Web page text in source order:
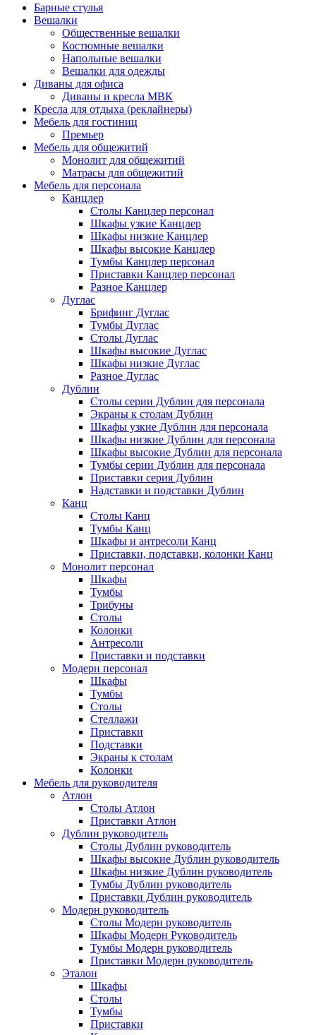
Барные стулья
Вешалки
Общественные вешалки
Костюмные вешалки
Напольные вешалки
Вешалки для одежды
Диваны для офиса
Диваны и кресла МВК
Кресла для отдыха (реклайнеры)
Мебель для гостиниц
Премьер
Мебель для общежитий
Монолит для общежитий
Матрасы для общежитий
Мебель для персонала
Канцлер
Столы Канцлер персонал
Шкафы узкие Канцлер
Шкафы низкие Канцлер
Шкафы высокие Канцлер
Тумбы Канцлер персонал
Приставки Канцлер персонал
Разное Канцлер
Дуглас
Брифинг Дуглас
Тумбы Дуглас
Столы Дуглас
Шкафы высокие Дуглас
Шкафы низкие Дуглас
Разное Дуглас
Дублин
Столы серии Дублин для персонала
Экраны к столам Дублин
Шкафы узкие Дублин для персонала
Шкафы низкие Дублин для персонала
Шкафы высокие Дублин для персонала
Тумбы серии Дублин для персонала
Приставки серия Дублин
Надставки и подставки Дублин
Канц
Столы Канц
Тумбы Канц
Шкафы и антресоли Канц
Приставки, подставки, колонки Канц
Монолит персонал
Шкафы
Тумбы
Трибуны
Столы
Колонки
Антресоли
Приставки и подставки
Модерн персонал
Шкафы
Тумбы
Столы
Стеллажи
Приставки
Подставки
Экраны к столам
Колонки
Мебель для руководителя
Атлон
Столы Атлон
Приставки Атлон
Дублин руководитель
Столы Дублин руководитель
Шкафы высокие Дублин руководитель
Шкафы низкие Дублин руководитель
Тумбы Дублин руководитель
Приставки Дублин руководитель
Модерн руководитель
Столы Модерн руководитель
Шкафы Модерн Руководитель
Тумбы Модерн руководитель
Приставки Модерн руководитель
Эталон
Шкафы
Столы
Тумбы
Приставки